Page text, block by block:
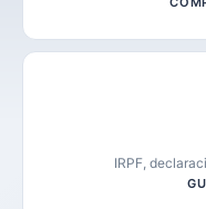
IRPF,